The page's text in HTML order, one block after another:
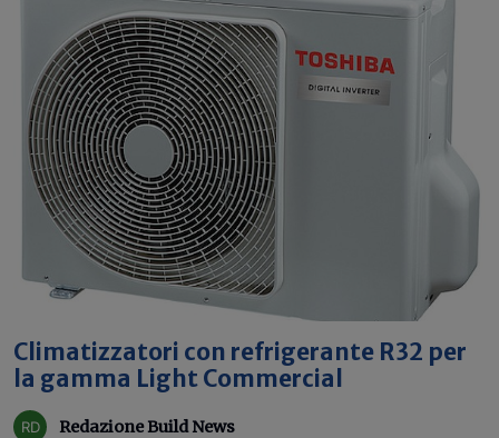
Climatizzatori con refrigerante R32 per
la gamma Light Commercial
Redazione Build News